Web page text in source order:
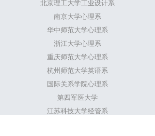
北京理工大学工业设计系
南京大学心理系
华中师范大学心理系
浙江大学心理系
重庆师范大学心理系
杭州师范大学英语系
国际关系学院心理系
第四军医大学
江苏科技大学经管系